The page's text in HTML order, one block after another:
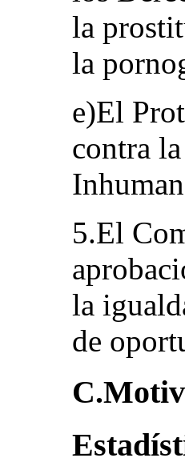
la
la
e)El
contra
5.El
la
de